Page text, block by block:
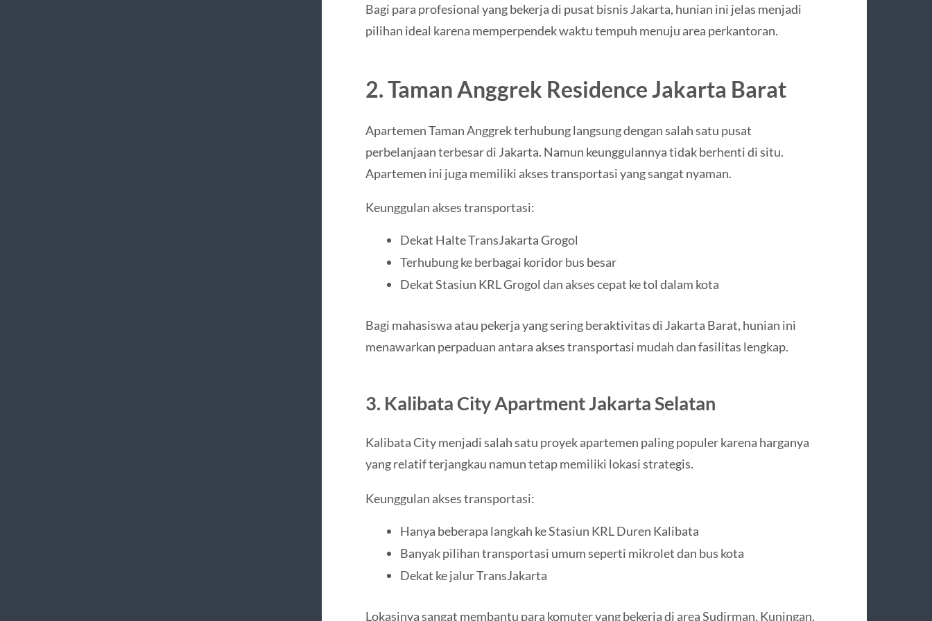
Bagi para profesional yang bekerja di pusat bisnis Jakarta, hunian ini jelas menjadi
pilihan ideal karena memperpendek waktu tempuh menuju area perkantoran.
2. Taman Anggrek Residence Jakarta Barat
Apartemen Taman Anggrek terhubung langsung dengan salah satu pusat
perbelanjaan terbesar di Jakarta. Namun keunggulannya tidak berhenti di situ.
Apartemen ini juga memiliki akses transportasi yang sangat nyaman.
Keunggulan akses transportasi:
Dekat Halte TransJakarta Grogol
Terhubung ke berbagai koridor bus besar
Dekat Stasiun KRL Grogol dan akses cepat ke tol dalam kota
Bagi mahasiswa atau pekerja yang sering beraktivitas di Jakarta Barat, hunian ini
menawarkan perpaduan antara akses transportasi mudah dan fasilitas lengkap.
3. Kalibata City Apartment Jakarta Selatan
Kalibata City menjadi salah satu proyek apartemen paling populer karena harganya
yang relatif terjangkau namun tetap memiliki lokasi strategis.
Keunggulan akses transportasi:
Hanya beberapa langkah ke Stasiun KRL Duren Kalibata
Banyak pilihan transportasi umum seperti mikrolet dan bus kota
Dekat ke jalur TransJakarta
Lokasinya sangat membantu para komuter yang bekerja di area Sudirman, Kuningan,